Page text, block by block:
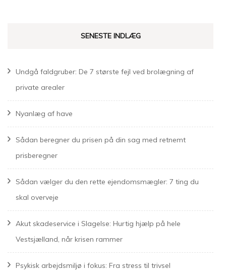
SENESTE INDLÆG
Undgå faldgruber: De 7 største fejl ved brolægning af
private arealer
Nyanlæg af have
Sådan beregner du prisen på din sag med retnemt
prisberegner
Sådan vælger du den rette ejendomsmægler: 7 ting du
skal overveje
Akut skadeservice i Slagelse: Hurtig hjælp på hele
Vestsjælland, når krisen rammer
Psykisk arbejdsmiljø i fokus: Fra stress til trivsel